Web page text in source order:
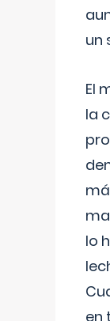
un
El
la
lo
en